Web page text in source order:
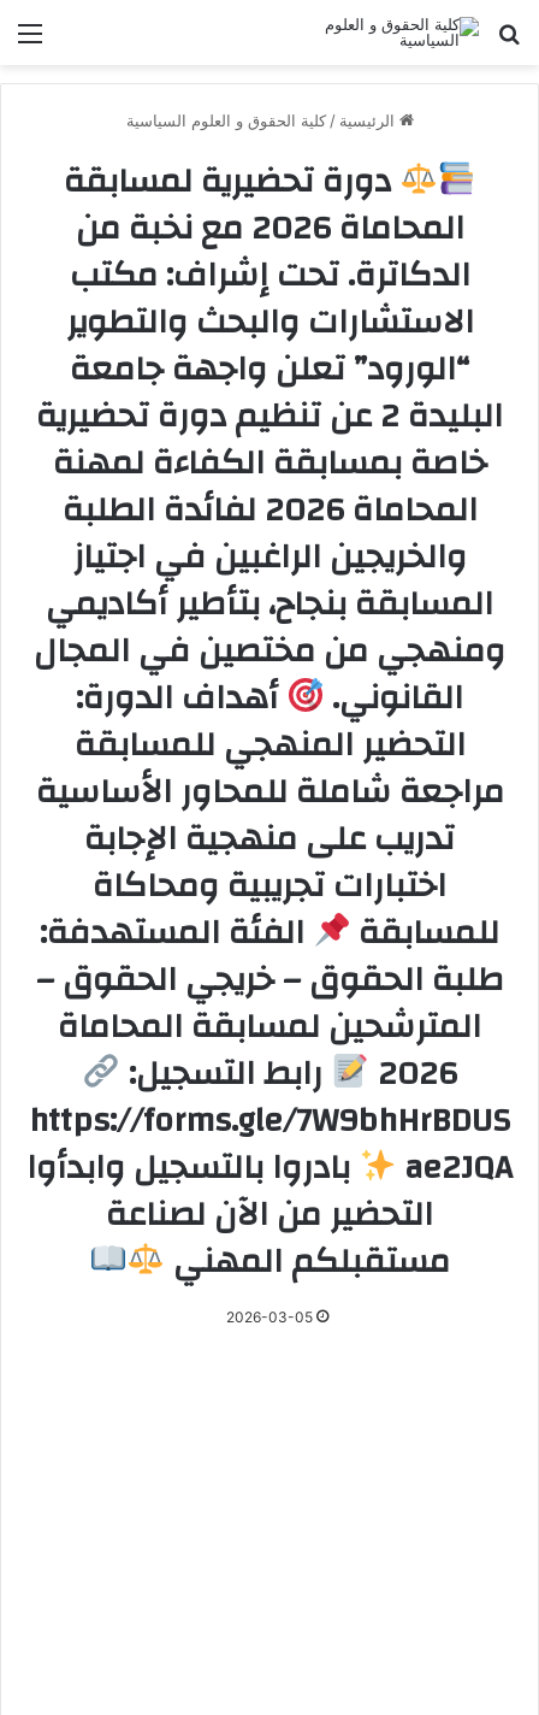
بحث عن
الرئيسية / كلية الحقوق و العلوم السياسية
دورة تحضيرية لمسابقة
المحاماة 2026 مع نخبة من
الدكاترة. تحت إشراف: مكتب
الاستشارات والبحث والتطوير
“الورود” تعلن واجهة جامعة
البليدة 2 عن تنظيم دورة تحضيرية
خاصة بمسابقة الكفاءة لمهنة
المحاماة 2026 لفائدة الطلبة
والخريجين الراغبين في اجتياز
المسابقة بنجاح، بتأطير أكاديمي
ومنهجي من مختصين في المجال
القانوني. أهداف الدورة:
التحضير المنهجي للمسابقة
مراجعة شاملة للمحاور الأساسية
تدريب على منهجية الإجابة
اختبارات تجريبية ومحاكاة
للمسابقة الفئة المستهدفة:
طلبة الحقوق – خريجي الحقوق –
المترشحين لمسابقة المحاماة
2026 رابط التسجيل:
https://forms.gle/7W9bhHrBDUS
ae2JQA بادروا بالتسجيل وابدأوا
التحضير من الآن لصناعة
مستقبلكم المهني
2026-03-05